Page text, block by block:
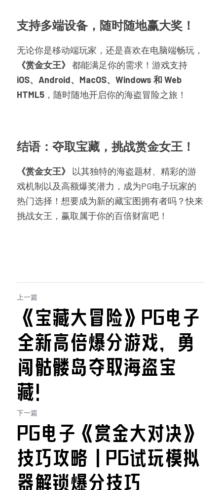
支持多端设备，随时随地赢大奖！
无论你是移动端玩家，还是喜欢在电脑端畅玩，
《赏金女王》 都能满足你的需求！游戏支持
iOS、Android、MacOS、Windows 和 Web
HTML5 ，随时随地开启你的海盗冒险之旅！
结语：夺取宝藏，挑战赏金女王！
《赏金女王》
以其独特的海盗题材、精彩的游
戏机制以及高额爆奖潜力，成为PG电子玩家的
热门选择！想要成为新的藏宝图拥有者吗？快来
挑战女王，赢取属于你的百倍财富吧！
上一篇
《宝藏大冒险》PG电子
全新高倍爆分游戏，勇
闯骷髅岛夺取海盗宝
藏！
下一篇
PG电子《赏金大对决》
技巧攻略｜PG试玩模拟
器解锁爆分技巧